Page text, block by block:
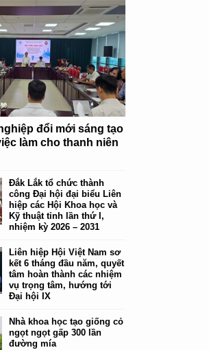
đổi mới sáng tạo
làm cho thanh niên
Đắk Lắk tổ chức thành
công Đại hội đại biểu Liên
hiệp các Hội Khoa học và
Kỹ thuật tỉnh lần thứ I,
nhiệm kỳ 2026 – 2031
Liên hiệp Hội Việt Nam sơ
kết 6 tháng đầu năm, quyết
tâm hoàn thành các nhiệm
vụ trọng tâm, hướng tới
Đại hội IX
Nhà khoa học tạo giống cỏ
ngọt ngọt gấp 300 lần
đường mía